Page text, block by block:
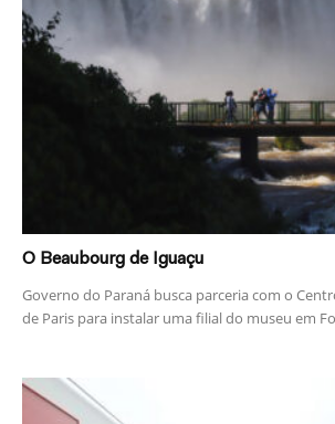
O Beaubourg de Iguaçu
Governo do Paraná busca parceria com o
de Paris para instalar uma filial do museu em